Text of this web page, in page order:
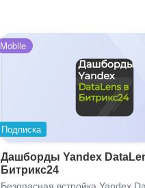
Mobile
Подписка
Дашборды Yandex
Битрикс24